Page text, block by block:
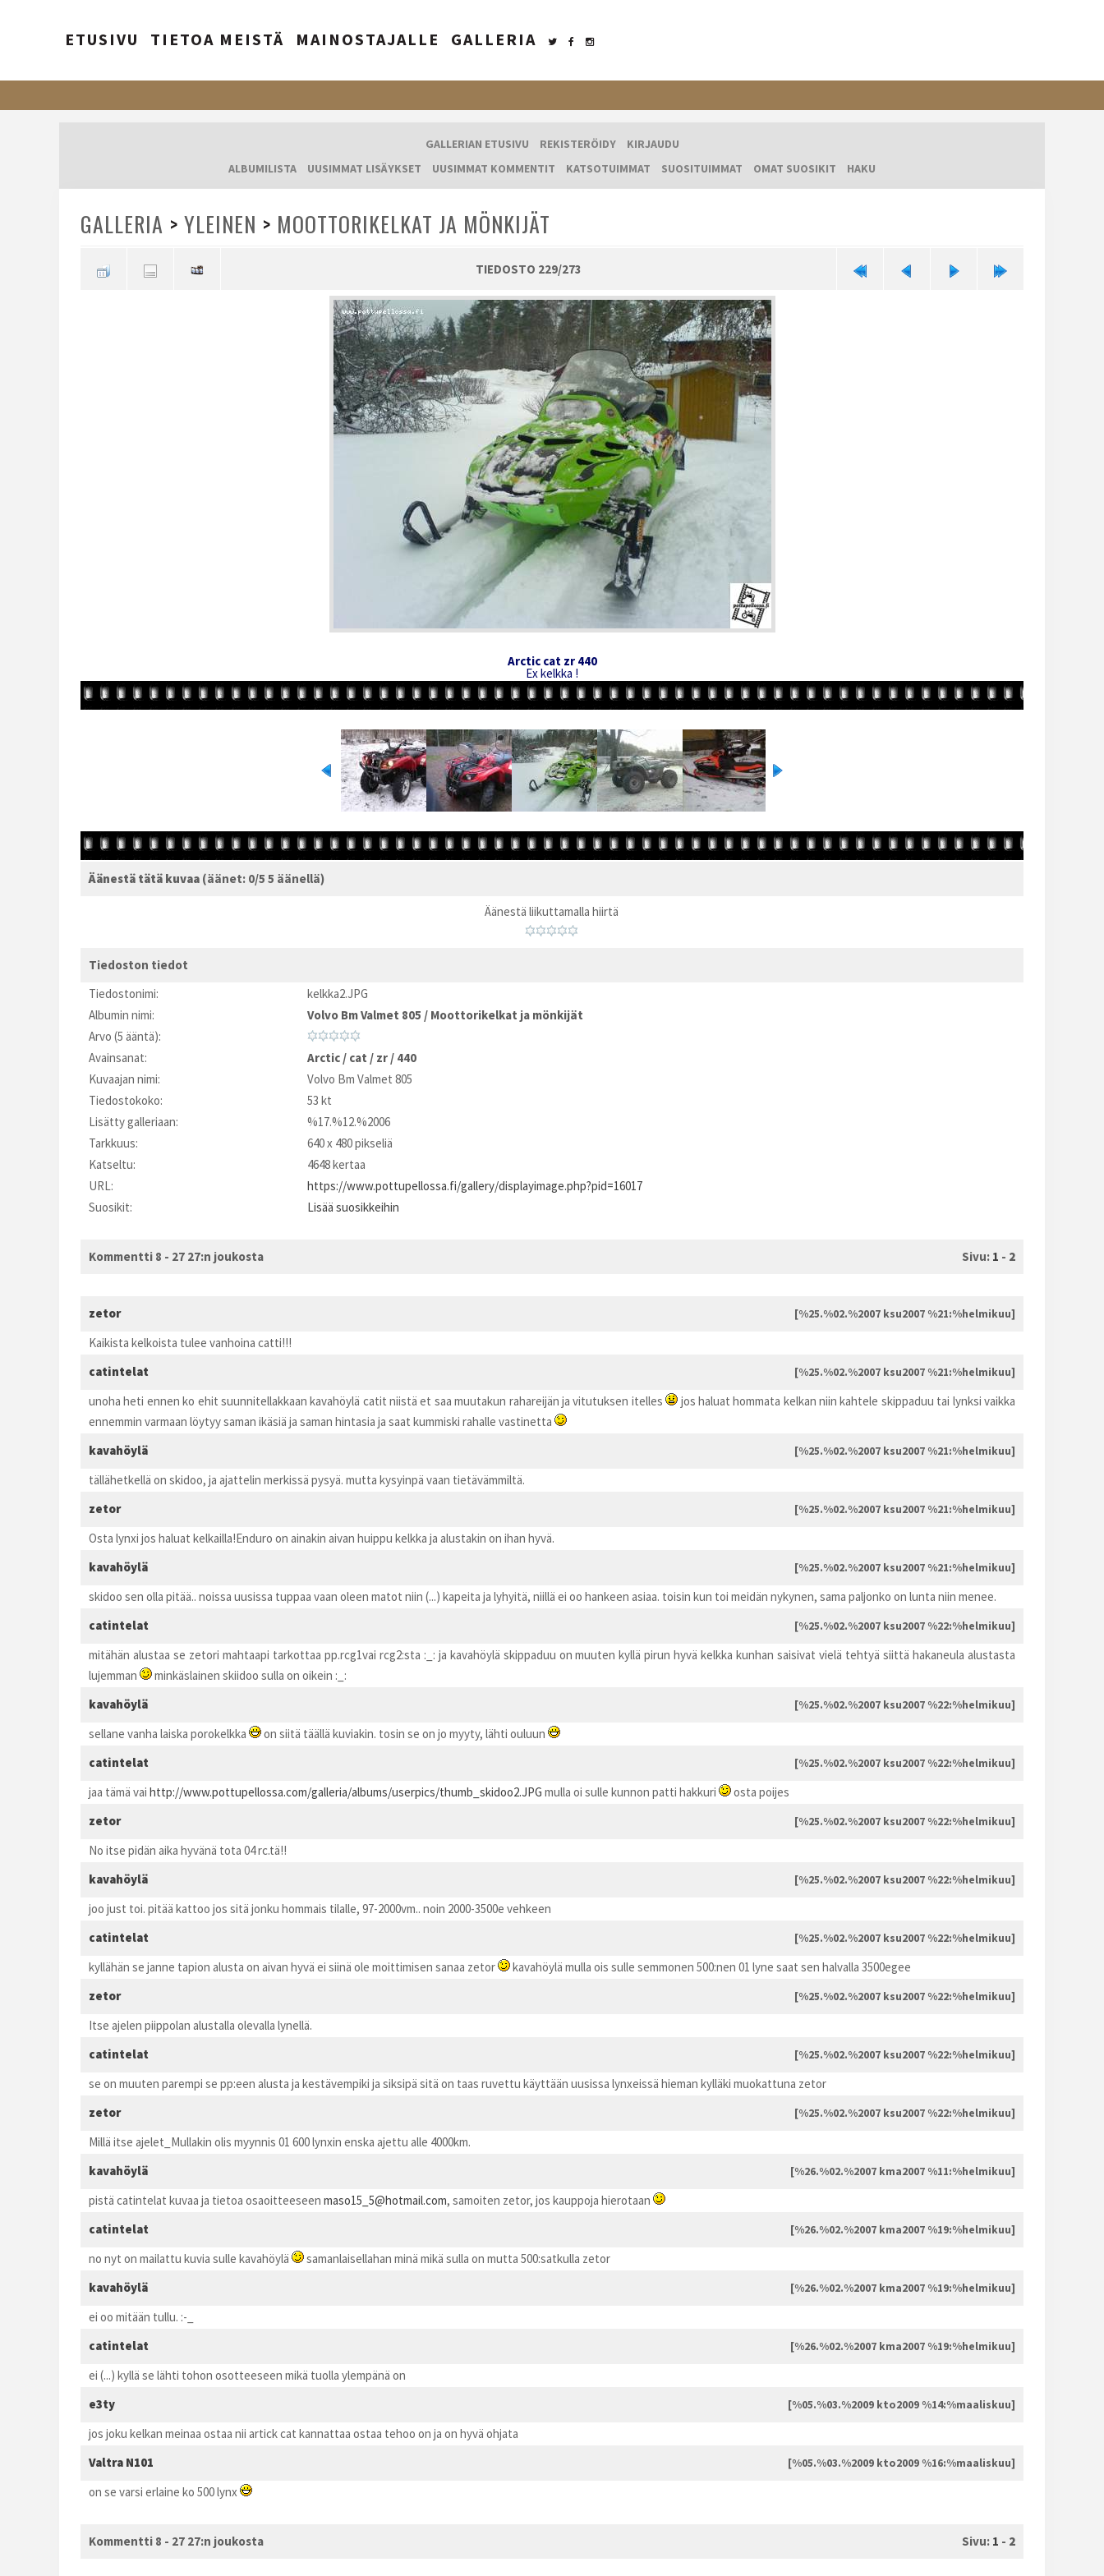
ETUSIVU TIETOA MEISTÄ MAINOSTAJALLE GALLERIA
GALLERIAN ETUSIVU REKISTERÖIDY
KIRJAUDU
ALBUMILISTA
UUSIMMAT LISÄYKSET UUSIMMAT KOMMENTIT KATSOTUIMMAT SUOSITUIMMAT OMAT SUOSIKIT HAKU
GALLERIA > YLEINEN > MOOTTORIKELKAT JA MÖNKIJÄT
TIEDOSTO 229/273
Arctic cat zr 440
Ex kelkka !
Äänestä tätä kuvaa (äänet: 0/5 5 äänellä)
Äänestä liikuttamalla hiirtä
Tiedoston tiedot
Tiedostonimi:
kelkka2.JPG
Albumin nimi:
Volvo Bm Valmet 805 / Moottorikelkat ja mönkijät
Arvo (5 ääntä):
Avainsanat:
Arctic / cat / zr / 440
Kuvaajan nimi:
Volvo Bm Valmet 805
Tiedostokoko:
53 kt
Lisätty galleriaan:
%17.%12.%2006
Tarkkuus:
640 x 480 pikseliä
Katseltu:
4648 kertaa
URL:
https://www.pottupellossa.fi/gallery/displayimage.php?pid=16017
Suosikit:
Lisää suosikkeihin
Kommentti 8 - 27 27:n joukosta Sivu: 1 - 2
zetor [%25.%02.%2007 ksu2007 %21:%helmikuu]
Kaikista kelkoista tulee vanhoina catti!!!
catintelat
[%25.%02.%2007 ksu2007 %21:%helmikuu]
unoha heti ennen ko ehit suunnitellakkaan kavahöylä catit niistä et saa muutakun rahareijän ja vitutuksen itelles
jos haluat hommata kelkan niin kahtele skippaduu tai lynksi vaikka
ennemmin varmaan löytyy saman ikäsiä ja saman hintasia ja saat kummiski rahalle vastinetta
kavahöylä
[%25.%02.%2007 ksu2007 %21:%helmikuu]
tällähetkellä on skidoo, ja ajattelin merkissä pysyä. mutta kysyinpä vaan tietävämmiltä.
zetor
[%25.%02.%2007 ksu2007 %21:%helmikuu]
Osta lynxi jos haluat kelkailla!Enduro on ainakin aivan huippu kelkka ja alustakin on ihan hyvä.
kavahöylä
[%25.%02.%2007 ksu2007 %21:%helmikuu]
skidoo sen olla pitää.. noissa uusissa tuppaa vaan oleen matot niin (...) kapeita ja lyhyitä, niillä ei oo hankeen asiaa. toisin kun toi meidän nykynen, sama paljonko on lunta niin menee.
catintelat
[%25.%02.%2007 ksu2007 %22:%helmikuu]
mitähän alustaa se zetori mahtaapi tarkottaa pp.rcg1vai rcg2:sta :_: ja kavahöylä skippaduu on muuten kyllä pirun hyvä kelkka kunhan saisivat vielä tehtyä siittä hakaneula alustasta
lujemman
minkäslainen skiidoo sulla on oikein :_:
kavahöylä
[%25.%02.%2007 ksu2007 %22:%helmikuu]
sellane vanha laiska porokelkka
on siitä täällä kuviakin. tosin se on jo myyty, lähti ouluun
catintelat
[%25.%02.%2007 ksu2007 %22:%helmikuu]
jaa tämä vai http://www.pottupellossa.com/galleria/albums/userpics/thumb_skidoo2.JPG mulla oi sulle kunnon patti hakkuri
osta poijes
zetor
[%25.%02.%2007 ksu2007 %22:%helmikuu]
No itse pidän aika hyvänä tota 04 rc.tä!!
kavahöylä
[%25.%02.%2007 ksu2007 %22:%helmikuu]
joo just toi. pitää kattoo jos sitä jonku hommais tilalle, 97-2000vm.. noin 2000-3500e vehkeen
catintelat
[%25.%02.%2007 ksu2007 %22:%helmikuu]
kyllähän se janne tapion alusta on aivan hyvä ei siinä ole moittimisen sanaa zetor
kavahöylä mulla ois sulle semmonen 500:nen 01 lyne saat sen halvalla 3500egee
zetor
[%25.%02.%2007 ksu2007 %22:%helmikuu]
Itse ajelen piippolan alustalla olevalla lynellä.
catintelat
[%25.%02.%2007 ksu2007 %22:%helmikuu]
se on muuten parempi se pp:een alusta ja kestävempiki ja siksipä sitä on taas ruvettu käyttään uusissa lynxeissä hieman kylläki muokattuna zetor
zetor
[%25.%02.%2007 ksu2007 %22:%helmikuu]
Millä itse ajelet_Mullakin olis myynnis 01 600 lynxin enska ajettu alle 4000km.
kavahöylä
[%26.%02.%2007 kma2007 %11:%helmikuu]
pistä catintelat kuvaa ja tietoa osaoitteeseen maso15_5@hotmail.com, samoiten zetor, jos kauppoja hierotaan
catintelat
[%26.%02.%2007 kma2007 %19:%helmikuu]
no nyt on mailattu kuvia sulle kavahöylä
samanlaisellahan minä mikä sulla on mutta 500:satkulla zetor
kavahöylä
[%26.%02.%2007 kma2007 %19:%helmikuu]
ei oo mitään tullu. :-_
catintelat
[%26.%02.%2007 kma2007 %19:%helmikuu]
ei (...) kyllä se lähti tohon osotteeseen mikä tuolla ylempänä on
e3ty
[%05.%03.%2009 kto2009 %14:%maaliskuu]
jos joku kelkan meinaa ostaa nii artick cat kannattaa ostaa tehoo on ja on hyvä ohjata
Valtra N101
[%05.%03.%2009 kto2009 %16:%maaliskuu]
on se varsi erlaine ko 500 lynx
Kommentti 8 - 27 27:n joukosta Sivu: 1 - 2